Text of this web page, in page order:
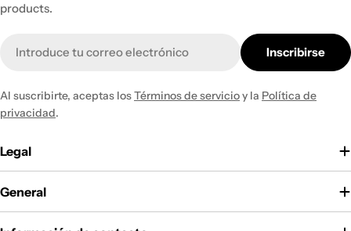
products.
electrónico
Inscribirse
Al suscribirte, aceptas losTérminos de servicioy la Política de
privacidad.
Legal
General